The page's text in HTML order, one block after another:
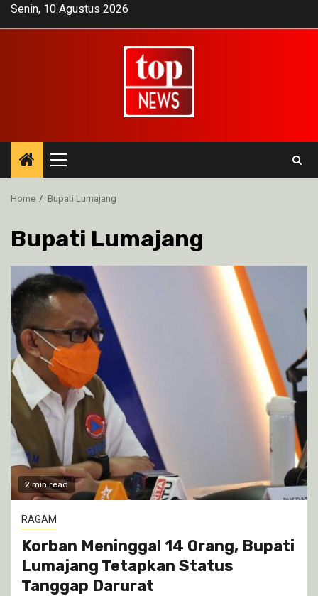
SkipSenin, 10 Agustus 2026
Primary
Menu
Home Bupati Lumajang
Bupati Lumajang
2 min read
RAGAM
Korban Meninggal 14 Orang, Bupati
Lumajang Tetapkan Status
Tanggap Darurat